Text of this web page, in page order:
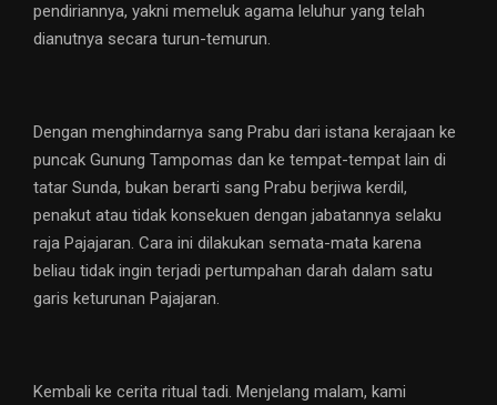
pendiriannya, yakni memeluk agama leluhur yang telah
dianutnya secara turun-temurun.
Dengan menghindarnya sang Prabu dari istana kerajaan ke
puncak Gunung Tampomas dan ke tempat-tempat lain di
tatar Sunda, bukan berarti sang Prabu berjiwa kerdil,
penakut atau tidak konsekuen dengan jabatannya selaku
raja Pajajaran. Cara ini dilakukan semata-mata karena
beliau tidak ingin terjadi pertumpahan darah dalam satu
garis keturunan Pajajaran.
Kembali ke cerita ritual tadi. Menjelang malam, kami